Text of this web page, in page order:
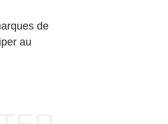
de
au